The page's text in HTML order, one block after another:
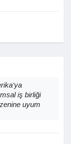
iş birliği
uyum